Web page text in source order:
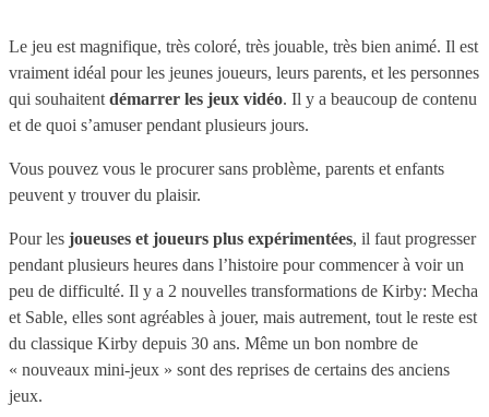
Le jeu est magnifique, très coloré, très jouable, très bien animé. Il est
vraiment idéal pour les jeunes joueurs, leurs parents, et les personnes
qui souhaitent démarrer les jeux vidéo. Il y a beaucoup de contenu
et de quoi s’amuser pendant plusieurs jours.
Vous pouvez vous le procurer sans problème, parents et enfants
peuvent y trouver du plaisir.
Pour les joueuses et joueurs plus expérimentées, il faut progresser
pendant plusieurs heures dans l’histoire pour commencer à voir un
peu de difficulté. Il y a 2 nouvelles transformations de Kirby: Mecha
et Sable, elles sont agréables à jouer, mais autrement, tout le reste est
du classique Kirby depuis 30 ans. Même un bon nombre de
« nouveaux mini-jeux » sont des reprises de certains des anciens
jeux.